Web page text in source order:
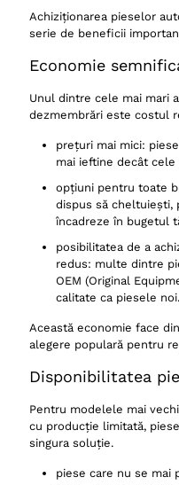
Achiziționarea pieselor
serie de beneficii
Economie
Unul dintre cele mai mari
dezmembrări este costul
prețuri mai mici:
mai ieftine decât cele
opțiuni pentru toate
dispus să cheltuiești,
încadreze în bugetul
posibilitatea de a
redus: multe dintre
OEM (Original
calitate ca piesele noi.
Această economie face
alegere populară pentru
Disponibilitatea
Pentru modelele mai
cu producție limitată,
singura soluție.
piese care nu se mai